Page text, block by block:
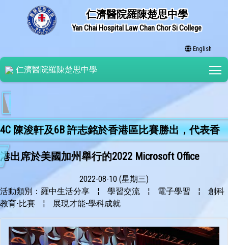
仁濟醫院羅陳楚思中學
Yan Chai Hospital Law Chan Chor Si College
English
仁濟醫院羅陳楚思中學
4C 陳浚軒及6B 許志銘於香港區比賽勝出，代表香
港出席於美國加州舉行的2022 Microsoft Office
Specialist （MOS) Championship Worldwide 。他們分
別於Word 2016 組及PowerPoint 2016 組取得全球第
四名，恭喜恭喜！🎊🎊👏🏻👏🏻
2022-08-10 (星期三)
活動類別：羅中生活分享
¦ 學習交流 ¦ 電子學習 ¦
創科
教育-比賽
¦ 展現才能-學科成就